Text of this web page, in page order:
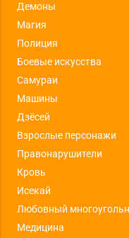
Демоны
Магия
Полиция
Боевые искусства
Самураи
Машины
Дзёсей
Взрослые персонажи
Правонарушители
Кровь
Исекай
Любовный
Медицина